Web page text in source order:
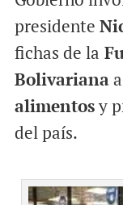
k
presidente
fichas de la
Bolivarianaa
alimentosy
del país.